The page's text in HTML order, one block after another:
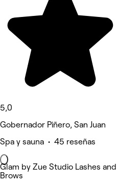
5,0
Gobernador Piñero, San Juan
Spa y sauna • 45 reseñas
Glam by Zue Studio Lashes and
Brows